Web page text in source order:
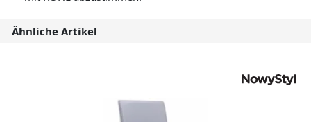
Ähnliche Artikel